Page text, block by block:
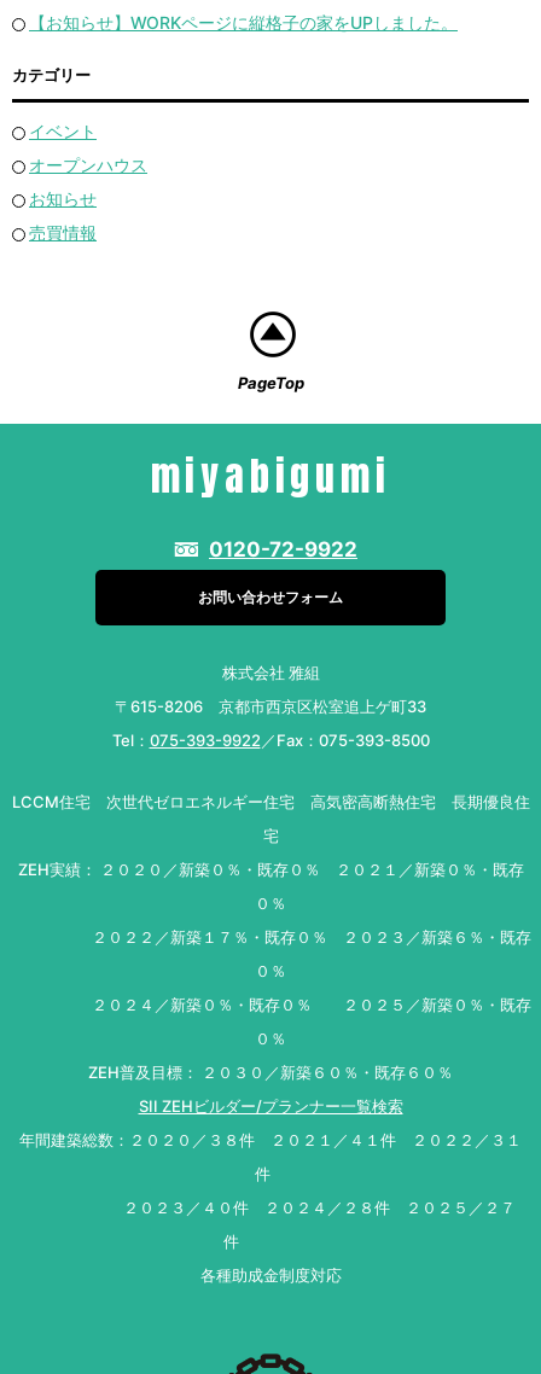
【お知らせ】WORKページに縦格子の家をUPしました。
カテゴリー
イベント
オープンハウス
お知らせ
売買情報
PageTop
miyabigumi
0120-72-9922
お問い合わせフォーム
株式会社 雅組
〒615-8206 京都市西京区松室追上ゲ町33
Tel： 075-393-9922 ／Fax：075-393-8500
LCCM住宅 次世代ゼロエネルギー住宅 高気密高断熱住宅 長期優良住
宅
ZEH実績： ２０２０／新築０％・既存０％ ２０２１／新築０％・既存
０％
２０２２／新築１７％・既存０％ ２０２３／新築６％・既存
０％
２０２４／新築０％・既存０％ ２０２５／新築０％・既存
０％
ZEH普及目標： ２０３０／新築６０％・既存６０％
SII ZEHビルダー/プランナー一覧検索
年間建築総数：２０２０／３８件 ２０２１／４１件 ２０２２／３１
件
２０２３／４０件 ２０２４／２８件 ２０２５／２７
件
各種助成金制度対応